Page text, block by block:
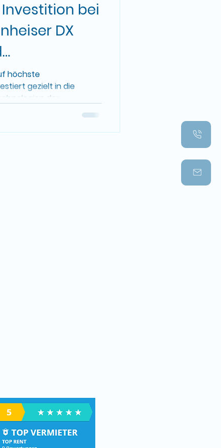
bei
DX
🌟
höchste
gezielt in die
der